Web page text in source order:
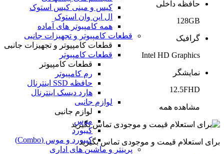
کیس و مینی کیس استوک
ال این وان استوک
همه کامپیوتر های آماده
قطعات کامپیوتر و تجهیزات جانبی
قطعات کامپیوتر و تجهیزات جانبی
قطعات کامپیوتر
قطعات کامپیوتر
رم کامپیوتر
حافظه SSD اینترنال
هارد دیسک اینترنال
لوازم جانبی
لوازم جانبی
موس
کیبورد
کیبورد و موس (Combo)
پرینتر و ماشین های اداری
حافظه داخلی
128GB
گرافیک
Intel HD Graphics
نمایشگر
12.5FHD
مشاهده همه
برای استعلام قیمت و موجودی تماس بگیرید